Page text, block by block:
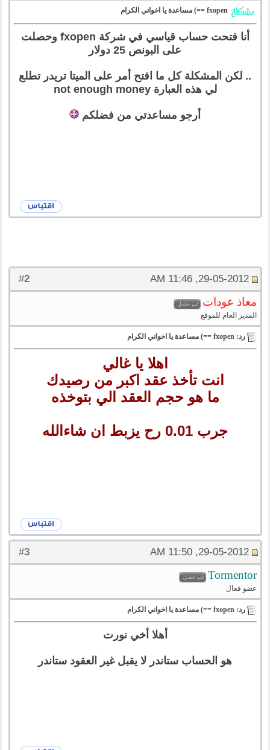
fxopen ==) مساعدة يا اخواني الكرام
أنا فتحت حساب قياسي في شركة fxopen وحصلت
على البونص 25 دولار
.. لكن المشكلة كل ما افتح أمر على الميتا تريدر تطلع
لي هذه العبارة not enough money
أرجو مساعدتي من فضلكم
#
2 29-05-2012, 11:46 AM
معاذ عودات
المدير العام للموقع
رد: fxopen ==) مساعدة يا اخواني الكرام
اهلا يا غالي
انت تأخذ عقد اكبر من رصيدك
ما هو حجم العقد الي بتوخذه
جرب 0.01 رح يزبط ان شاءالله
#
3 29-05-2012, 11:50 AM
Tormentor
عضو فعال
رد: fxopen ==) مساعدة يا اخواني الكرام
أهلا أخي نورت
هو الحساب ستاندر لا يقبل غير العقود ستاندر